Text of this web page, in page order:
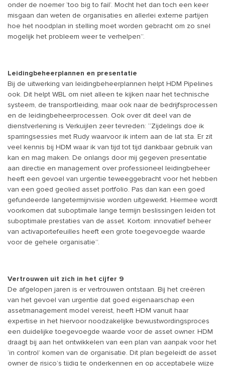
onder de noemer ‘too big to fail’. Mocht het dan toch een keer
misgaan dan weten de organisaties en allerlei externe partijen
hoe het noodplan in stelling moet worden gebracht om zo snel
mogelijk het probleem weer te verhelpen”.
Leidingbeheerplannen en presentatie
Bij de uitwerking van leidingbeheerplannen helpt HDM Pipelines
ook. Dit helpt WBL om niet alleen te kijken naar het technische
systeem, de transportleiding, maar ook naar de bedrijfsprocessen
en de leidingbeheerprocessen. Ook over dit deel van de
dienstverlening is Verkuijlen zeer tevreden: “Zijdelings doe ik
sparringsessies met Rudy waarvoor ik intern aan de lat sta. Er zit
veel kennis bij HDM waar ik van tijd tot tijd dankbaar gebruik van
kan en mag maken. De onlangs door mij gegeven presentatie
aan directie en management over professioneel leidingbeheer
heeft een gevoel van urgentie teweeggebracht voor het hebben
van een goed geolied asset portfolio. Pas dan kan een goed
gefundeerde langetermijnvisie worden uitgewerkt. Hiermee wordt
voorkomen dat suboptimale lange termijn beslissingen leiden tot
suboptimale prestaties van de asset. Kortom: innovatief beheer
van activaportefeuilles heeft een grote toegevoegde waarde
voor de gehele organisatie”.
Vertrouwen uit zich in het cijfer 9
De afgelopen jaren is er vertrouwen ontstaan. Bij het creëren
van het gevoel van urgentie dat goed eigenaarschap een
assetmanagement model vereist, heeft HDM vanuit haar
expertise in het hiervoor noodzakelijke bewustwordingsproces
een duidelijke toegevoegde waarde voor de asset owner. HDM
draagt bij aan het ontwikkelen van een plan van aanpak voor het
‘in control’ komen van de organisatie. Dit plan begeleidt de asset
owner de risico’s tijdig te onderkennen en op acceptabele wijze